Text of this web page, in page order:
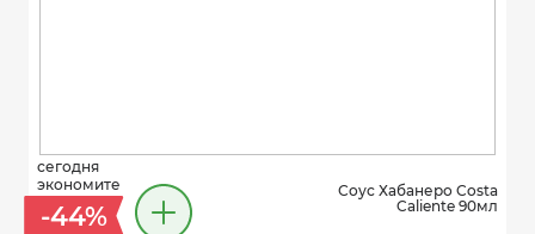
сегодня
экономите
-44%
Соус Хабанеро Costa
Caliente 90мл